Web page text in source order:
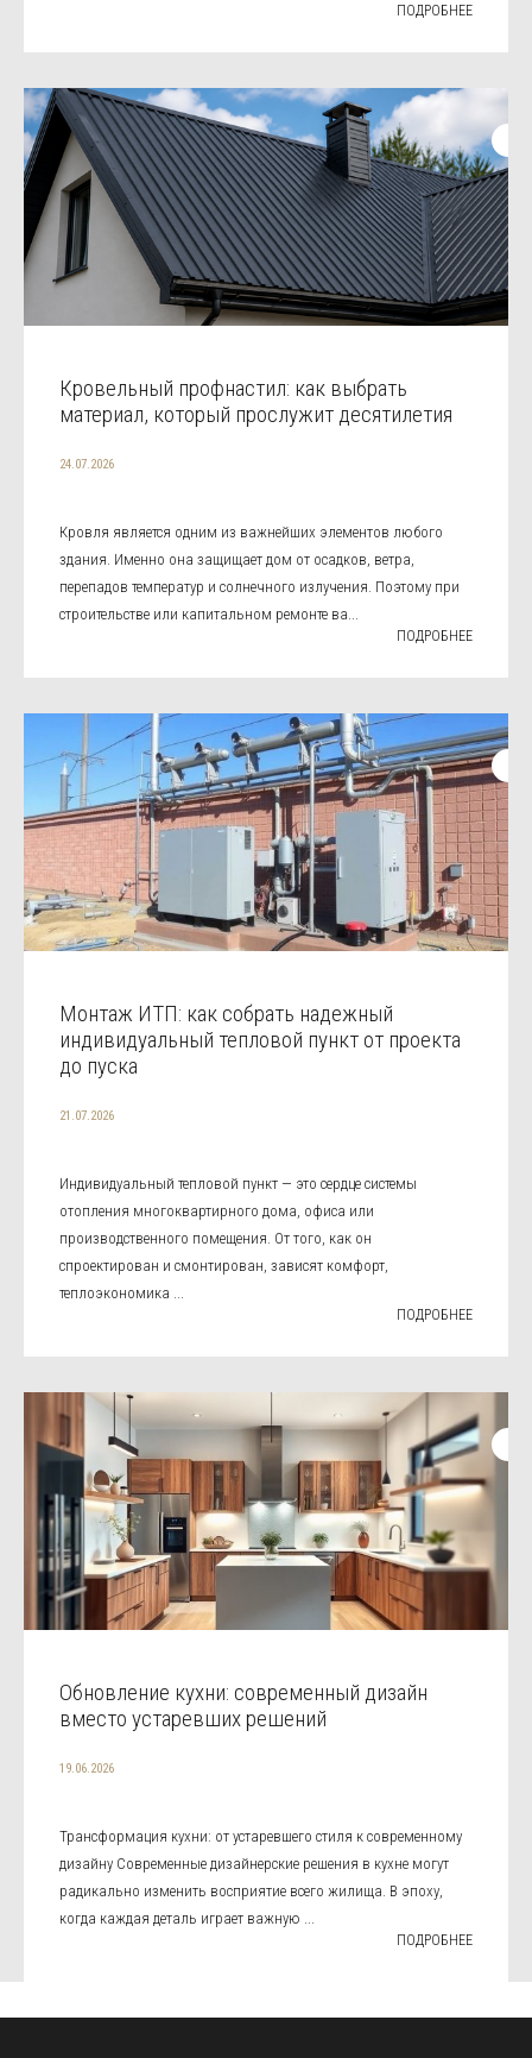
ПОДРОБНЕЕ
Кровельный профнастил: как выбрать
материал, который прослужит десятилетия
24.07.2026
Кровля является одним из важнейших элементов любого
здания. Именно она защищает дом от осадков, ветра,
перепадов температур и солнечного излучения. Поэтому при
строительстве или капитальном ремонте ва...
ПОДРОБНЕЕ
Монтаж ИТП: как собрать надежный
индивидуальный тепловой пункт от проекта
до пуска
21.07.2026
Индивидуальный тепловой пункт — это сердце системы
отопления многоквартирного дома, офиса или
производственного помещения. От того, как он
спроектирован и смонтирован, зависят комфорт,
теплоэкономика ...
ПОДРОБНЕЕ
Обновление кухни: современный дизайн
вместо устаревших решений
19.06.2026
Трансформация кухни: от устаревшего стиля к современному
дизайну Современные дизайнерские решения в кухне могут
радикально изменить восприятие всего жилища. В эпоху,
когда каждая деталь играет важную ...
ПОДРОБНЕЕ